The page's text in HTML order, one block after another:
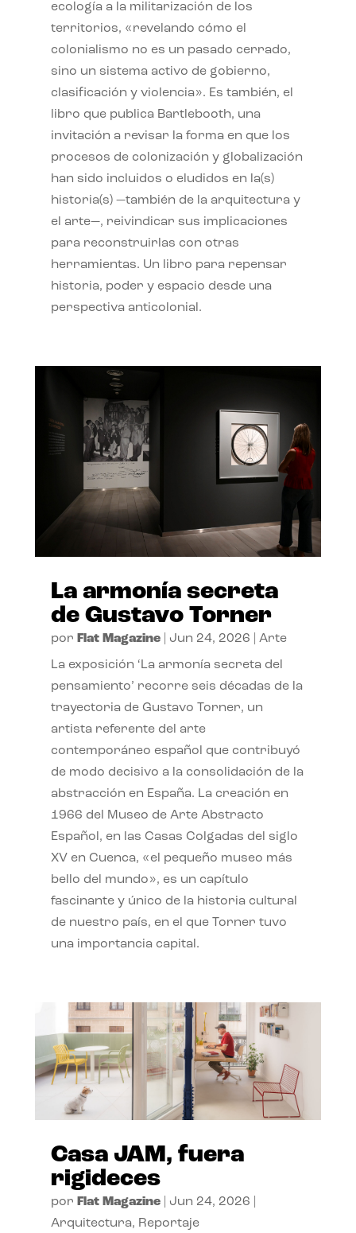
ecología a la militarización de los
territorios, «revelando cómo el
colonialismo no es un pasado cerrado,
sino un sistema activo de gobierno,
clasificación y violencia». Es también, el
libro que publica Bartlebooth, una
invitación a revisar la forma en que los
procesos de colonización y globalización
han sido incluidos o eludidos en la(s)
historia(s) —también de la arquitectura y
el arte—, reivindicar sus implicaciones
para reconstruirlas con otras
herramientas. Un libro para repensar
historia, poder y espacio desde una
perspectiva anticolonial.
La armonía secreta
de Gustavo Torner
por Flat Magazine| Jun 24, 2026 Arte
La exposición ‘La armonía secreta del
pensamiento’ recorre seis décadas de la
trayectoria de Gustavo Torner, un
artista referente del arte
contemporáneo español que contribuyó
de modo decisivo a la consolidación de la
abstracción en España. La creación en
1966 del Museo de Arte Abstracto
Español, en las Casas Colgadas del siglo
XV en Cuenca, «el pequeño museo más
bello del mundo», es un capítulo
fascinante y único de la historia cultural
de nuestro país, en el que Torner tuvo
una importancia capital.
Casa JAM, fuera
rigideces
por Flat Magazine| Jun 24, 2026
Arquitectura, Reportaje